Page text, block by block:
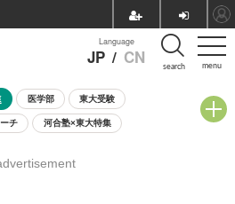
menu
Language
JP / CN search
医学部 東大受験
チ 河合塾×東大特集
催学校説明会・相談会